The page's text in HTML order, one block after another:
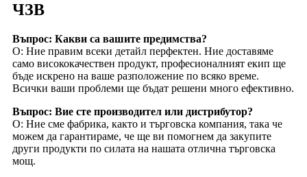
ЧЗВ
Въпрос: Какви са вашите предимства?
О: Ние правим всеки детайл перфектен. Ние доставяме
само висококачествен продукт, професионалният екип ще
бъде искрено на ваше разположение по всяко време.
Всички ваши проблеми ще бъдат решени много ефективно.
Въпрос: Вие сте производител или дистрибутор?
О: Ние сме фабрика, както и търговска компания, така че
можем да гарантираме, че ще ви помогнем да закупите
други продукти по силата на нашата отлична търговска
мощ.